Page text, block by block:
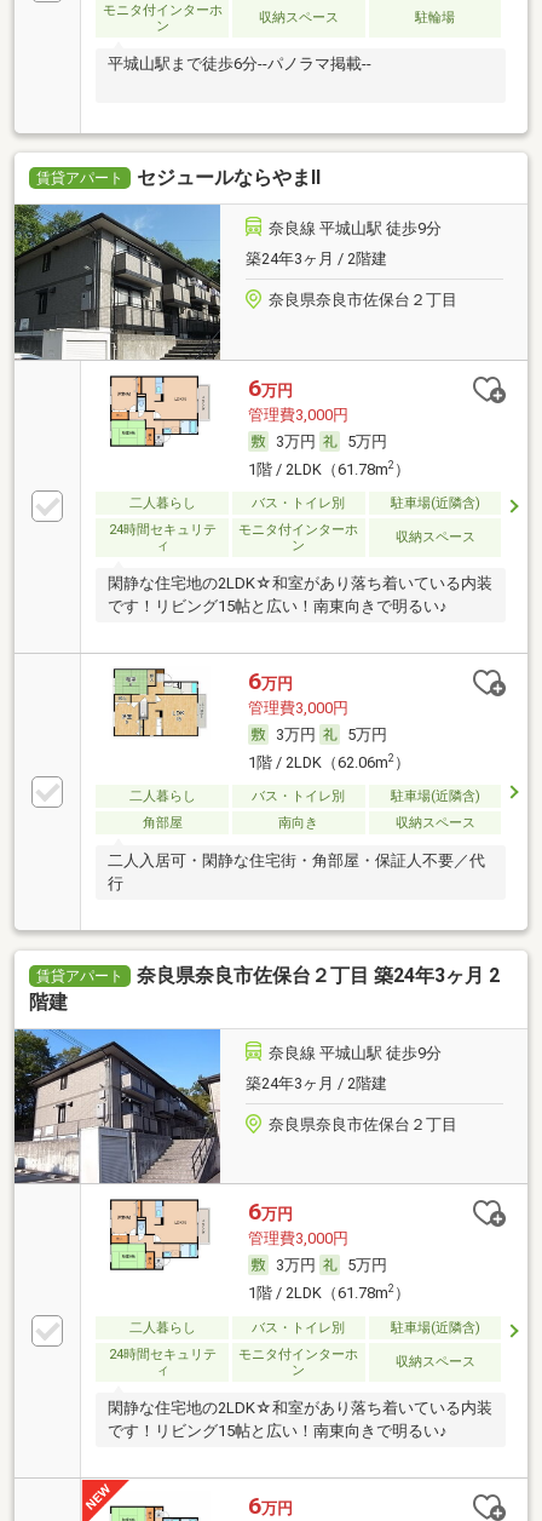
モニタ付インターホ
ン
収納スペース 駐輪場
平城山駅まで徒歩6分--パノラマ掲載--
賃貸アパート セジュールならやまⅡ
奈良線 平城山駅 徒歩9分
築24年3ヶ月 / 2階建
奈良県奈良市佐保台２丁目
6万円
管理費3,000円
3万円
5万円
1階 / 2LDK（61.78m2）
二人暮らし バス・トイレ別
駐車場(近隣含)
24時間セキュリテ
ィ
モニタ付インターホ
ン
収納スペース
閑静な住宅地の2LDK☆和室があり落ち着いている内装
です！リビング15帖と広い！南東向きで明るい♪
6万円
管理費3,000円
3万円
5万円
1階 / 2LDK（62.06m2）
二人暮らし バス・トイレ別
駐車場(近隣含)
角部屋
南向き 収納スペース
二人入居可・閑静な住宅街・角部屋・保証人不要／代
行
賃貸アパート
奈良県奈良市佐保台２丁目 築24年3ヶ月 2
階建
奈良線 平城山駅 徒歩9分
築24年3ヶ月 / 2階建
奈良県奈良市佐保台２丁目
6万円
管理費3,000円
3万円
5万円
1階 / 2LDK（61.78m2）
二人暮らし バス・トイレ別
駐車場(近隣含)
24時間セキュリテ
ィ
モニタ付インターホ
ン
収納スペース
閑静な住宅地の2LDK☆和室があり落ち着いている内装
です！リビング15帖と広い！南東向きで明るい♪
6万円